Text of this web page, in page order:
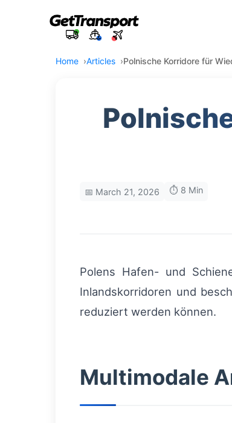
Home Articles Polnische Korridore für
📅 March 21, 2026 ⏱️ 8 Min
Polens Hafen- und
Inlandskorridoren und
reduziert werden können.
Multimodale